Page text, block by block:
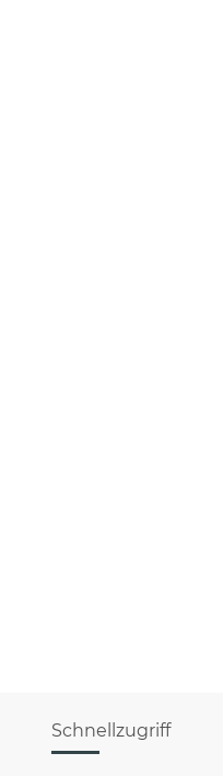
Schnellzugriff